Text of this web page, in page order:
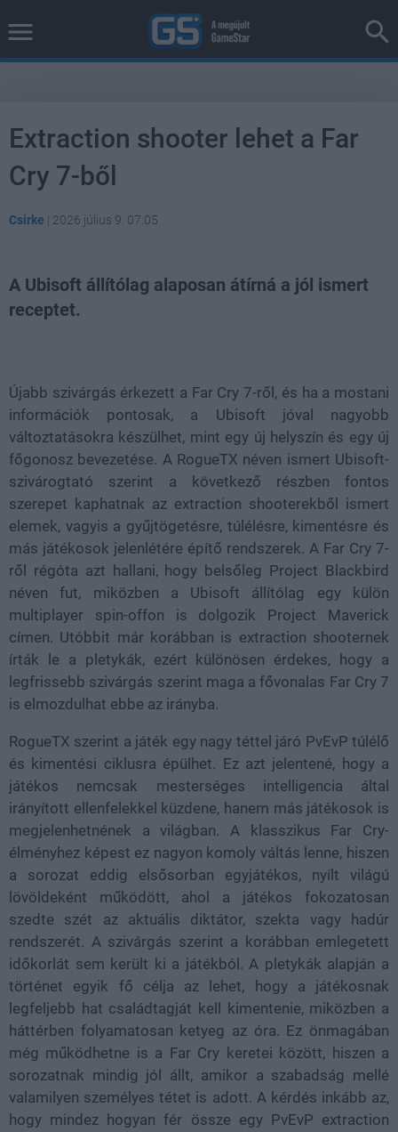
Extraction shooter lehet a Far
Cry 7-ből
Csirke | 2026 július 9. 07:05
A Ubisoft állítólag alaposan átírná a jól ismert
receptet.
Újabb szivárgás érkezett a Far Cry 7-ről, és ha a mostani
információk pontosak, a Ubisoft jóval nagyobb
változtatásokra készülhet, mint egy új helyszín és egy új
főgonosz bevezetése. A RogueTX néven ismert Ubisoft-
szivárogtató szerint a következő részben fontos
szerepet kaphatnak az extraction shooterekből ismert
elemek, vagyis a gyűjtögetésre, túlélésre, kimentésre és
más játékosok jelenlétére építő rendszerek. A Far Cry 7-
ről régóta azt hallani, hogy belsőleg Project Blackbird
néven fut, miközben a Ubisoft állítólag egy külön
multiplayer spin-offon is dolgozik Project Maverick
címen. Utóbbit már korábban is extraction shooternek
írták le a pletykák, ezért különösen érdekes, hogy a
legfrissebb szivárgás szerint maga a fővonalas Far Cry 7
is elmozdulhat ebbe az irányba.
RogueTX szerint a játék egy nagy téttel járó PvEvP túlélő
és kimentési ciklusra épülhet. Ez azt jelentené, hogy a
játékos nemcsak mesterséges intelligencia által
irányított ellenfelekkel küzdene, hanem más játékosok is
megjelenhetnének a világban. A klasszikus Far Cry-
élményhez képest ez nagyon komoly váltás lenne, hiszen
a sorozat eddig elsősorban egyjátékos, nyílt világú
lövöldeként működött, ahol a játékos fokozatosan
szedte szét az aktuális diktátor, szekta vagy hadúr
rendszerét. A szivárgás szerint a korábban emlegetett
időkorlát sem került ki a játékból. A pletykák alapján a
történet egyik fő célja az lehet, hogy a játékosnak
legfeljebb hat családtagját kell kimentenie, miközben a
háttérben folyamatosan ketyeg az óra. Ez önmagában
még működhetne is a Far Cry keretei között, hiszen a
sorozatnak mindig jól állt, amikor a szabadság mellé
valamilyen személyes tétet is adott. A kérdés inkább az,
hogy mindez hogyan fér össze egy PvEvP extraction